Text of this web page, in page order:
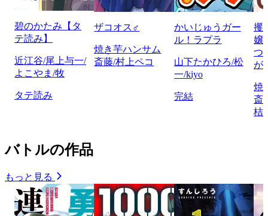
碧のかたみ【タ
テ読み】
近江谷/尾上与一/
よこやま/牧
タテ読み
ザコオス♂
焼き芋ハンサム
斎藤/村上ペコ
かいじゅうガー
ル！ラプラ
山下たかひろ/松
一/kiyo
完結
攫
嬢
つ
が
焼
斎
桔
バトルの作品
もっと見る